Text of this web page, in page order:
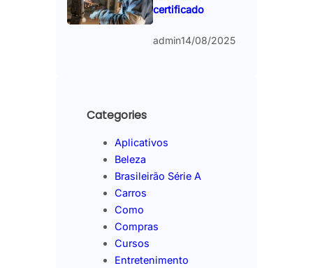
certificado
admin14/08/2025
Categories
Aplicativos
Beleza
Brasileirão Série A
Carros
Como
Compras
Cursos
Entretenimento